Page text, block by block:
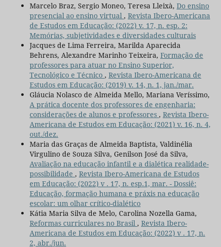
Marcelo Braz, Sergio Moneo, Teresa Lleixà, Do ensino
presencial ao ensino virtual , Revista Ibero-Americana
de Estudos em Educação: (2022) v. 17, n. esp. 2:
Memórias, subjetividades e diversidades culturais
Jacques de Lima Ferreira, Marilda Aparecida
Behrens, Alexandre Marinho Teixeira, Formação de
professores para atuar no Ensino Superior,
Tecnológico e Técnico , Revista Ibero-Americana de
Estudos em Educação: (2019) v. 14, n. 1, jan./mar.
Gláucia Nolasco de Almeida Mello, Mariana Veríssimo,
A prática docente dos professores de engenharia:
considerações de alunos e professores , Revista Ibero-
Americana de Estudos em Educação: (2021) v. 16, n. 4,
out./dez.
Maria das Graças de Almeida Baptista, Valdinélia
Virgulino de Souza Silva, Genilson José da Silva,
Avaliação na educação infantil e a dialética realidade-
possibilidade , Revista Ibero-Americana de Estudos
em Educação: (2022) v . 17, n. esp.1, mar. - Dossiê:
Educação, formação humana e práxis na educação
escolar: um olhar crítico-dialético
Kátia Maria Silva de Melo, Carolina Nozella Gama,
Reformas curriculares no Brasil , Revista Ibero-
Americana de Estudos em Educação: (2022) v . 17, n.
2, abr./jun.